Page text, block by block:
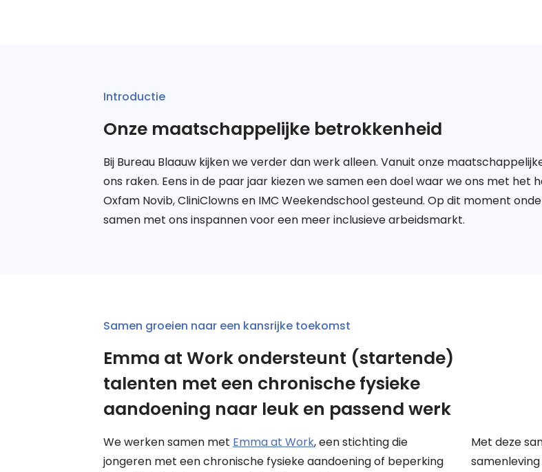
Introductie
Onze maatschappelijke betrokkenheid
Bij Bureau Blaauw kijken we verder dan werk alleen. Vanuit onze
ons raken. Eens in de paar jaar kiezen we samen een doel waar we ons met
Oxfam Novib,CliniClowns en IMC Weekendschool gesteund. Op dit moment
samen met ons inspannen voor een meer inclusieve arbeidsmarkt.
Samen groeien naar een kansrijke toekomst
Emma at Work ondersteunt (startende)
talenten met een chronische fysieke
aandoening naar leuk en passend werk
We werken samen met Emma at Work, een stichting die
jongeren met een chronische fysieke aandoening of beperking
Met deze